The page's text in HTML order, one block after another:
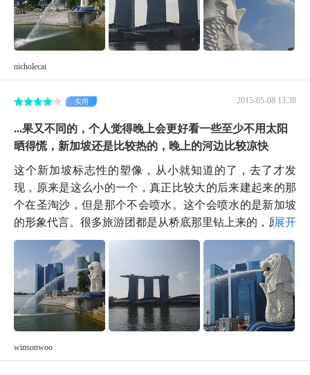
nicholecai
2015-05-08 13:38
实用
...果又不同的，个人觉得晚上会更好看一些至少不用太阳
晒得慌，新加坡还是比较热的，晚上的河边比较凉快
这个新加坡标志性的塑像，从小就知道的了，去了才发
现，原来是这么小的一个，真正比较大的后来建起来的那
个在圣淘沙，但是那个不会喷水。这个会喷水的是新加坡
的形象代言。很多旅游团都是从桥底那里钻上来的，原...
展开
winsonwoo